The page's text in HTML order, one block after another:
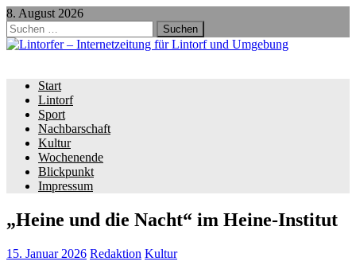
8. August 2026
Suchen
nach:
Start
Lintorf
Sport
Nachbarschaft
Kultur
Wochenende
Blickpunkt
Impressum
„Heine und die Nacht“ im Heine-Institut
15. Januar 2026 Redaktion Kultur